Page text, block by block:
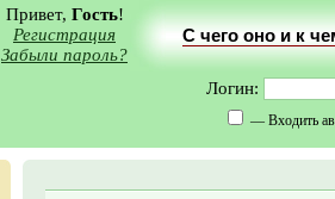
Привет, Гость!
Регистрация
Забыли пароль?
С чего оно и к
Логин:
— Входить